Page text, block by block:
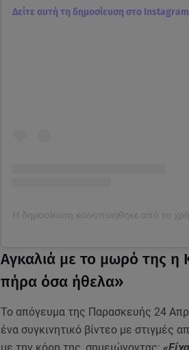
Δείτε αυτή τη δημοσίευση στο
Αγκαλιά με το μωρό της η
πήρα όσα ήθελα»
Το απόγευμα της Παρασκευής 24
ένα συγκινητικό βίντεο με στιγμές